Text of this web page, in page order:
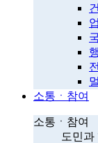
소통ㆍ참여
소통ㆍ참여
도민과